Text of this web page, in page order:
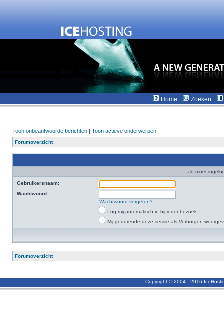
Home Zoeken
Toon onbeantwoorde berichten | Toon actieve onderwerpen
Forumoverzicht
Je moet
Gebruikersnaam:
Wachtwoord:
Wachtwoord vergeten?
Log mij automatisch in bij ieder bezoek.
Mij gedurende deze sessie als Verborgen
Forumoverzicht
Copyright © 2004 - 2016